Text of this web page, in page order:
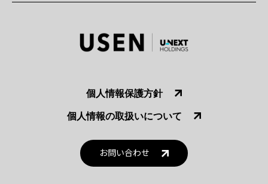
個人情報保護方針
個人情報の取扱いについて
お問い合わせ